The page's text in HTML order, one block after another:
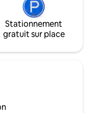
Stationnement
gratuit sur place